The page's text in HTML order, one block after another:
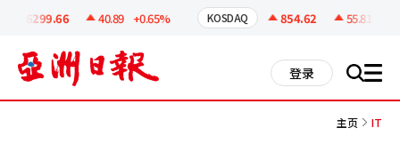
6299.66 40.89 +0.65% KOSDAQ 854.62 55.81
登录 搜 all
主页 IT